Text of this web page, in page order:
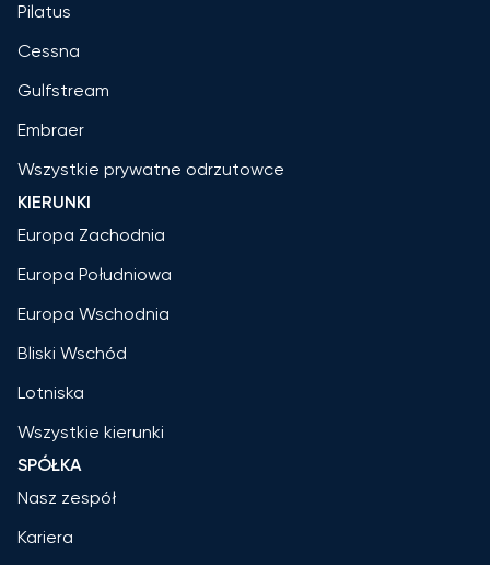
Pilatus
Cessna
Gulfstream
Embraer
Wszystkie prywatne odrzutowce
KIERUNKI
Europa Zachodnia
Europa Południowa
Europa Wschodnia
Bliski Wschód
Lotniska
Wszystkie kierunki
SPÓŁKA
Nasz zespół
Kariera